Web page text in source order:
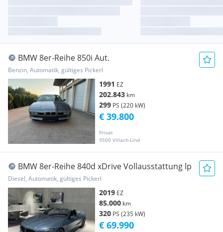
BMW 8er-Reihe 850i Aut.
Benzin, Automatik, gültiges Pickerl
1991 EZ
202.843 km
299 PS (220 kW)
Privat
9500 Villach-Lind
€ 39.800
BMW 8er-Reihe 840d xDrive Vollausstattung lp
Diesel, Automatik, gültiges Pickerl
2019 EZ
85.000 km
320 PS (235 kW)
€ 69.990